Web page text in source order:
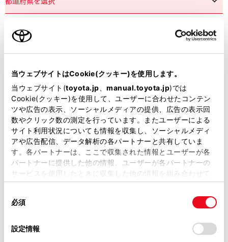
当ウェブサイトはCookie(クッキー)を使用します。
当ウェブサイト(toyota.jp manual.toyota.jp)では
Cookie(クッキー)を使用して、ユーザーに合わせたコンテン
ツや広告の表示、ソーシャルメディアの提供、広告の表示回
数やクリック数の測定を行っています。またユーザーによる
サイト利用状況についても情報を収集し、ソーシャルメディ
アや広告配信、データ解析の各パートナーと共有していま
す。各パートナーは、ここで収集された情報とユーザーが各
パートナーに提供した他の情報、ユーザーが各パートナーの
サービスを使用したときに収集した他の情報を組み合わせて
使用することがあります。当ウェブサイトの使用を続行する
デバイスにすべてのCookie(クッキー)が保存されることに同
意したことになります。Cookie(クッキー)のオプトアウト、
必須
設定情報
市区町村名
必須 丁目番地
建物名